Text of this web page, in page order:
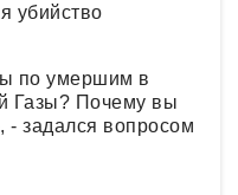
убийство
по умершим в
Газы? Почему вы
- задался вопросом